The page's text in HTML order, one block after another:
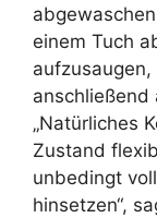
einem Tuch
anschließend
„Natürliches
Zustand
unbedingt
hinsetzen“,